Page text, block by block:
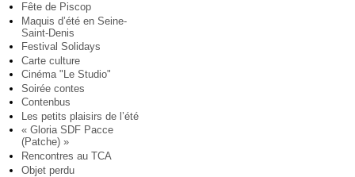
Fête de Piscop
Maquis d’été en Seine-
Saint-Denis
Festival Solidays
Carte culture
Cinéma "Le Studio"
Soirée contes
Contenbus
Les petits plaisirs de l’été
« Gloria SDF Pacce
(Patche) »
Rencontres au TCA
Objet perdu